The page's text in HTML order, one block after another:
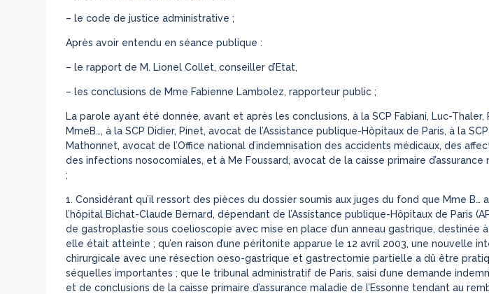
– le code de justice administrative ;
Après avoir entendu en séance publique :
– le rapport de M. Lionel Collet, conseiller d’Etat,
– les conclusions de Mme Fabienne Lambolez, rapporteur public ;
La parole ayant été donnée, avant et après les conclusions, à la SCP Fabiani, Luc-
MmeB…, à la SCP Didier, Pinet, avocat de l’Assistance publique-Hôpitaux de Paris, à la
Mathonnet, avocat de l’Office national d’indemnisation des accidents médicaux, des
des infections nosocomiales, et à Me Foussard, avocat de la caisse primaire d’assurance
;
1. Considérant qu’il ressort des pièces du dossier soumis aux juges du fond que Mme B…
l’hôpital Bichat-Claude Bernard, dépendant de l’Assistance publique-Hôpitaux de Paris
de gastroplastie sous coelioscopie avec mise en place d’un anneau gastrique, destinée
elle était atteinte ; qu’en raison d’une péritonite apparue le 12 avril 2003, une nouvelle
chirurgicale avec une résection oeso-gastrique et gastrectomie partielle a dû être
séquelles importantes ; que le tribunal administratif de Paris, saisi d’une demande
et de conclusions de la caisse primaire d’assurance maladie de l’Essonne tendant au